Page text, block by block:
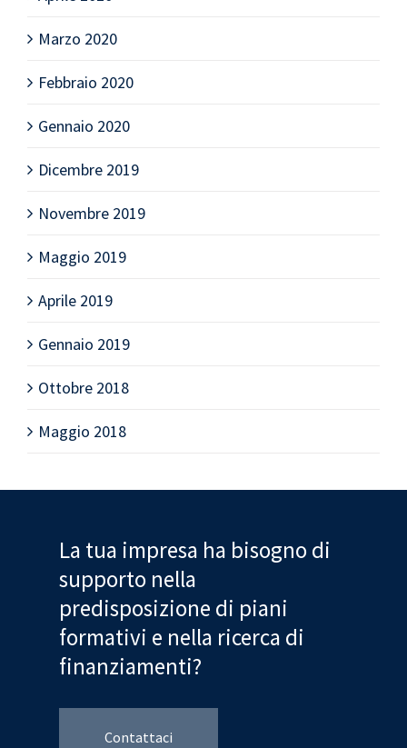
Marzo 2020
Febbraio 2020
Gennaio 2020
Dicembre 2019
Novembre 2019
Maggio 2019
Aprile 2019
Gennaio 2019
Ottobre 2018
Maggio 2018
La tua impresa ha bisogno di
supporto nella
predisposizione di piani
formativi e nella ricerca di
finanziamenti?
Contattaci